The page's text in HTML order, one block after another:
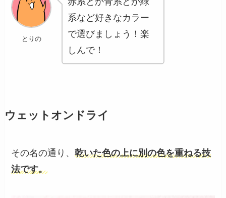
とりの
系など好きなカラー
で選びましょう！楽
しんで！
ウェットオンドライ
その名の通り、乾いた色の上に別の色を重ねる技
法です。